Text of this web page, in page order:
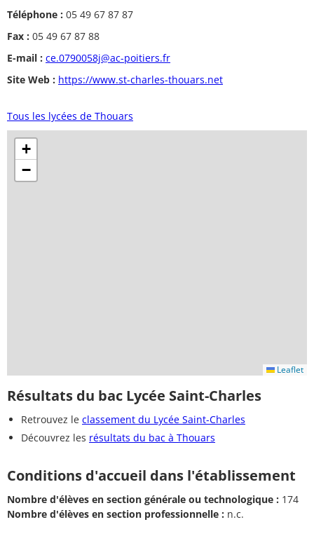
Téléphone : 05 49 67 87 87
Fax : 05 49 67 87 88
E-mail : ce.0790058j@ac-poitiers.fr
Site Web : https://www.st-charles-thouars.net
Tous les lycées de Thouars
+
−
Leaflet
Résultats du bac Lycée Saint-Charles
Retrouvez le classement du Lycée Saint-Charles
Découvrez les résultats du bac à Thouars
Conditions d'accueil dans l'établissement
Nombre d'élèves en section générale ou technologique : 174
Nombre d'élèves en section professionnelle : n.c.